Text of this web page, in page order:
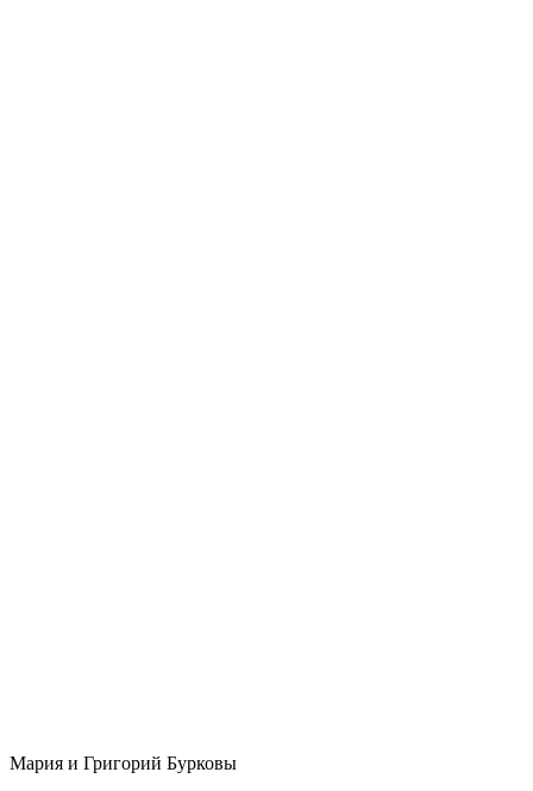
Мария и Григорий Бурковы